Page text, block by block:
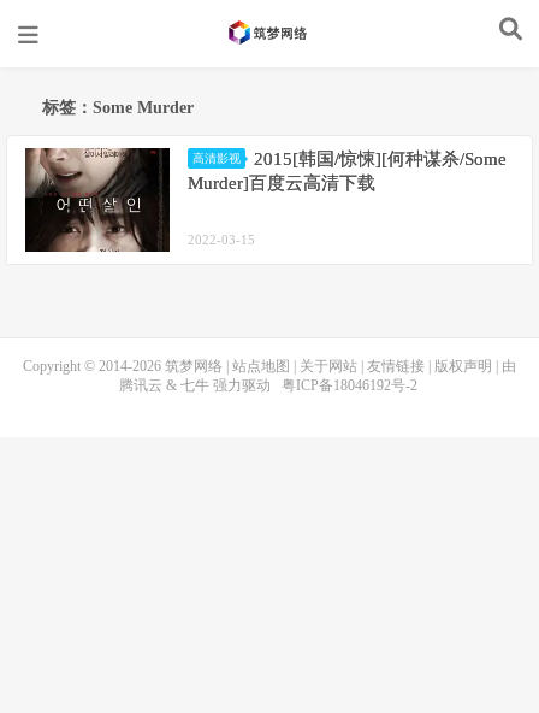
标签：Some Murder
高清影视
2015[韩国/惊悚][何种谋杀/Some
Murder]百度云高清下载
2022-03-15
Copyright © 2014-2026 筑梦网络 站点地图 关于网站 友情链接 版权声明
| 由
腾讯云 & 七牛强力驱动 粤ICP备18046192号-2